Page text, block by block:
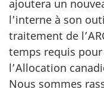
ajoutera un
l’interne à son
traitement de
temps requis
l’Allocation
Nous sommes